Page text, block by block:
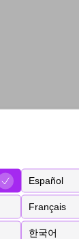
Español
Français
한국어